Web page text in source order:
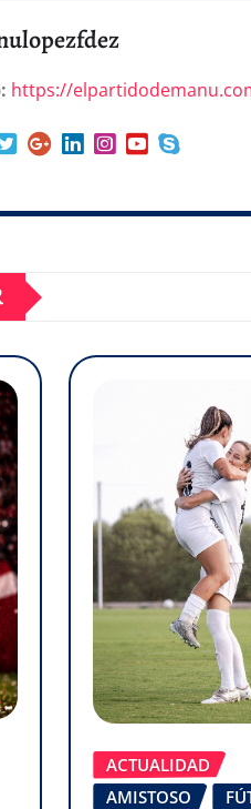
https://
ACTUALIDAD
AMISTOSO